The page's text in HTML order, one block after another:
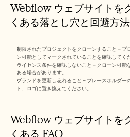
Webflow ウェブサイトを
くある落とし穴と回避方法
制限されたプロジェクトをクローンすること – プ
ン可能としてマークされていることを確認してくだ
ライセンス条件を確認しないこと – クローン可能
ある場合があります。
ブランドを更新し忘れること – プレースホルダー
ト、ロゴに置き換えてください。
Webflow ウェブサイトを
くある FAQ